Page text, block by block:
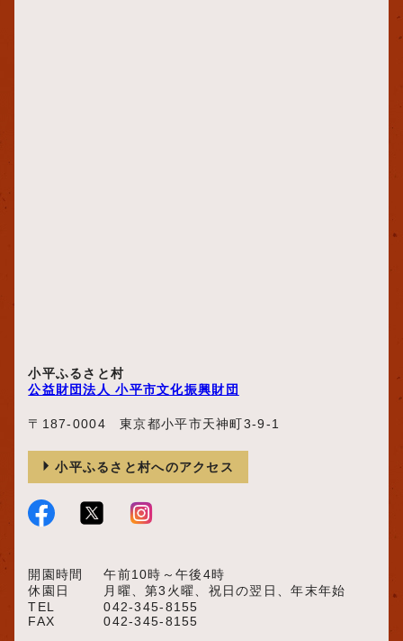
小平ふるさと村
公益財団法人 小平市文化振興財団
〒187-0004 東京都小平市天神町3-9-1
小平ふるさと村へのアクセス
開園時間
午前10時～午後4時
休園日
月曜、第3火曜、祝日の翌日、年末年始
TEL
042-345-8155
FAX
042-345-8155